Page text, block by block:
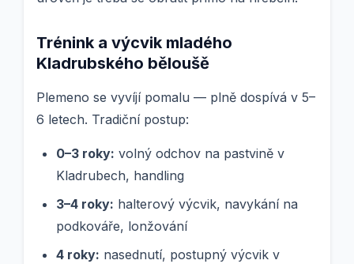
Trénink a výcvik mladého
Kladrubského běloušě
Plemeno se vyvíjí pomalu — plně dospívá v 5–
6 letech. Tradiční postup:
0–3 roky: volný odchov na pastvině v
Kladrubech, handling
3–4 roky: halterový výcvik, navykání na
podkováře, lonžování
4 roky: nasednutí, postupný výcvik v